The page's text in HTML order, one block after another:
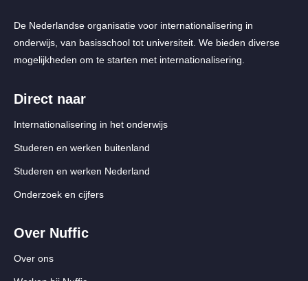
De Nederlandse organisatie voor internationalisering in
onderwijs, van basisschool tot universiteit. We bieden diverse
mogelijkheden om te starten met internationalisering.
Direct naar
Internationalisering in het onderwijs
Studeren en werken buitenland
Studeren en werken Nederland
Onderzoek en cijfers
Over Nuffic
Over ons